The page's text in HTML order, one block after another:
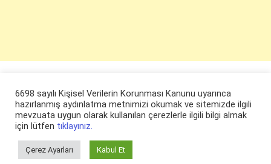
© ruyaevi.com 2022
6698 sayılı Kişisel Verilerin Korunması Kanunu uyarınca
hazırlanmış aydınlatma metnimizi okumak ve sitemizde ilgili
mevzuata uygun olarak kullanılan çerezlerle ilgili bilgi almak
için lütfen tıklayınız.
Çerez Ayarları Kabul Et